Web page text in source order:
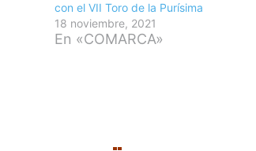
con el VII Toro de la Purísima
18 noviembre, 2021
En «COMARCA»